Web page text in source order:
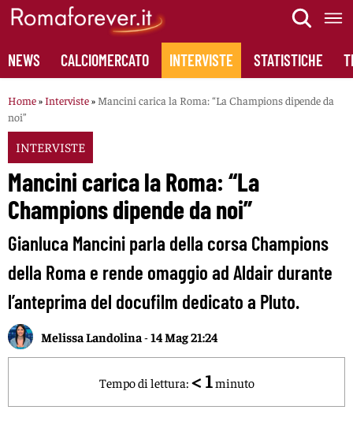
Skip
content
NEWS CALCIOMERCATO INTERVISTE STATISTICHE
Home»Interviste» Mancini carica la Roma: “La Champions dipende da
noi”
INTERVISTE
Mancini carica la Roma: “La
Champions dipende da noi”
Gianluca Mancini parla della corsa Champions
della Roma e rende omaggio ad Aldair durante
l’anteprima del docufilm dedicato a Pluto.
Melissa Landolina -14 Mag 21:24
Tempo di lettura: < 1 minuto